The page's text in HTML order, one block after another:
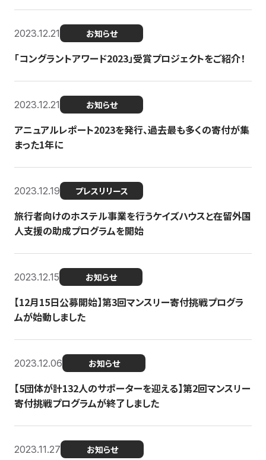
2023.12.21 お知らせ
「コングラントアワード2023」受賞プロジェクトをご紹介！
2023.12.21 お知らせ
アニュアルレポート2023を発行、過去最も多くの寄付が集
まった1年に
2023.12.19 プレスリリース
旅行者向けのホステル事業を行うケイズハウスと在留外国
人支援の助成プログラムを開始
2023.12.15 お知らせ
【12月15日公募開始】第3回マンスリー寄付挑戦プログラ
ムが始動しました
2023.12.06 お知らせ
【5団体が計132人のサポーターを迎える】第2回マンスリー
寄付挑戦プログラムが終了しました
2023.11.27 お知らせ